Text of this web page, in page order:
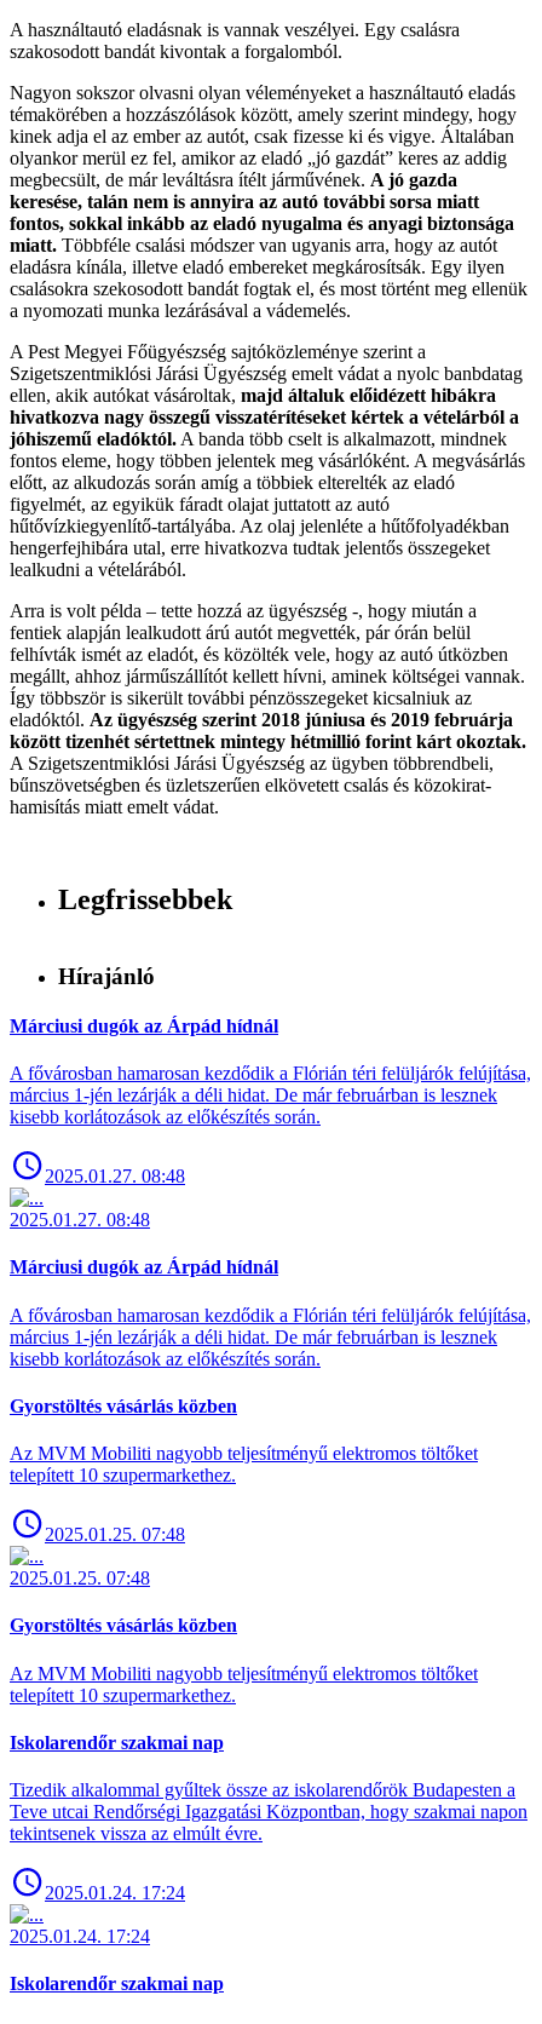
A használtautó eladásnak is vannak veszélyei. Egy csalásra
szakosodott bandát kivontak a forgalomból.
Nagyon sokszor olvasni olyan véleményeket a használtautó eladás
témakörében a hozzászólások között, amely szerint mindegy, hogy
kinek adja el az ember az autót, csak fizesse ki és vigye. Általában
olyankor merül ez fel, amikor az eladó „jó gazdát” keres az addig
megbecsült, de már leváltásra ítélt járművének. A jó gazda
keresése, talán nem is annyira az autó további sorsa miatt
fontos, sokkal inkább az eladó nyugalma és anyagi biztonsága
miatt. Többféle csalási módszer van ugyanis arra, hogy az autót
eladásra kínála, illetve eladó embereket megkárosítsák. Egy ilyen
csalásokra szekosodott bandát fogtak el, és most történt meg ellenük
a nyomozati munka lezárásával a vádemelés.
A Pest Megyei Főügyészség sajtóközleménye szerint a
Szigetszentmiklósi Járási Ügyészség emelt vádat a nyolc banbdatag
ellen, akik autókat vásároltak, majd általuk előidézett hibákra
hivatkozva nagy összegű visszatérítéseket kértek a vételárból a
jóhiszemű eladóktól. A banda több cselt is alkalmazott, mindnek
fontos eleme, hogy többen jelentek meg vásárlóként. A megvásárlás
előtt, az alkudozás során amíg a többiek elterelték az eladó
figyelmét, az egyikük fáradt olajat juttatott az autó
hűtővízkiegyenlítő-tartályába. Az olaj jelenléte a hűtőfolyadékban
hengerfejhibára utal, erre hivatkozva tudtak jelentős összegeket
lealkudni a vételárából.
Arra is volt példa – tette hozzá az ügyészség -, hogy miután a
fentiek alapján lealkudott árú autót megvették, pár órán belül
felhívták ismét az eladót, és közölték vele, hogy az autó útközben
megállt, ahhoz járműszállítót kellett hívni, aminek költségei vannak.
Így többször is sikerült további pénzösszegeket kicsalniuk az
eladóktól. Az ügyészség szerint 2018 júniusa és 2019 februárja
között tizenhét sértettnek mintegy hétmillió forint kárt okoztak.
A Szigetszentmiklósi Járási Ügyészség az ügyben többrendbeli,
bűnszövetségben és üzletszerűen elkövetett csalás és közokirat-
hamisítás miatt emelt vádat.
Legfrissebbek
Hírajánló
Márciusi dugók az Árpád hídnál
A fővárosban hamarosan kezdődik a Flórián téri felüljárók felújítása,
március 1-jén lezárják a déli hidat. De már februárban is lesznek
kisebb korlátozások az előkészítés során.
2025.01.27. 08:48
2025.01.27. 08:48
Márciusi dugók az Árpád hídnál
A fővárosban hamarosan kezdődik a Flórián téri felüljárók felújítása,
március 1-jén lezárják a déli hidat. De már februárban is lesznek
kisebb korlátozások az előkészítés során.
Gyorstöltés vásárlás közben
Az MVM Mobiliti nagyobb teljesítményű elektromos töltőket
telepített 10 szupermarkethez.
2025.01.25. 07:48
2025.01.25. 07:48
Gyorstöltés vásárlás közben
Az MVM Mobiliti nagyobb teljesítményű elektromos töltőket
telepített 10 szupermarkethez.
Iskolarendőr szakmai nap
Tizedik alkalommal gyűltek össze az iskolarendőrök Budapesten a
Teve utcai Rendőrségi Igazgatási Központban, hogy szakmai napon
tekintsenek vissza az elmúlt évre.
2025.01.24. 17:24
2025.01.24. 17:24
Iskolarendőr szakmai nap